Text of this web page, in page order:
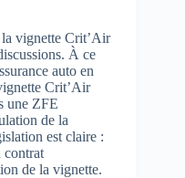
vignette Crit’Air
À ce
auto en
Crit’Air
une ZFE
de la
est claire :
contrat
de la vignette.